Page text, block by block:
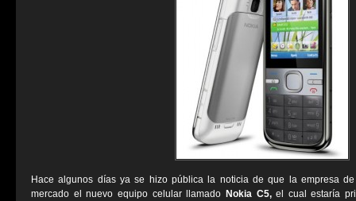
Hace algunos días ya se hizo pública la noticia de que la empresa
mercado el nuevo equipo celular llamado Nokia C5,el cual estaría